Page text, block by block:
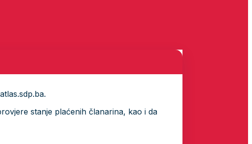
stanje plaćenih članarina, kao i da